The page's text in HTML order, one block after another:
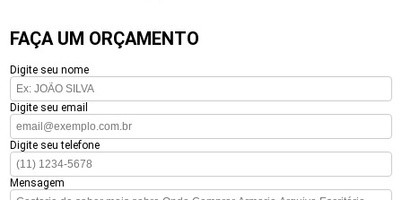
FAÇA UM ORÇAMENTO
Digite seu nome
Digite seu email
Digite seu telefone
Mensagem